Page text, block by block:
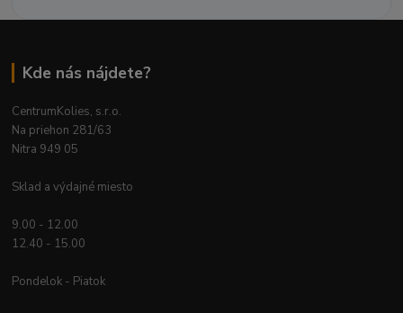
Kde nás nájdete?
CentrumKolies, s.r.o.
Na priehon 281/63
Nitra 949 05
Sklad a výdajné miesto
9.00 - 12.00
12.40 - 15.00
Pondelok - Piatok